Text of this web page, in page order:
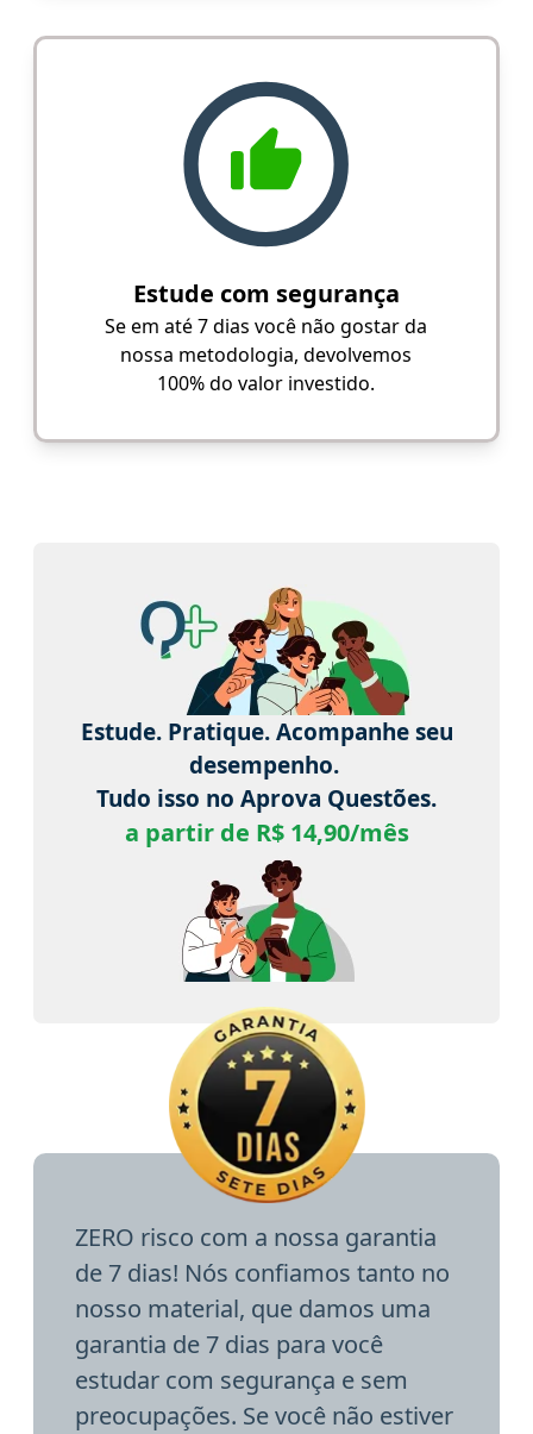
Estude com segurança
Se em até 7 dias você não gostar da
nossa metodologia, devolvemos
100% do valor investido.
Estude. Pratique. Acompanhe seu
desempenho.
Tudo isso no Aprova Questões.
a partir de R$ 14,90/mês
ZERO risco com a nossa garantia
de 7 dias! Nós confiamos tanto no
nosso material, que damos uma
garantia de 7 dias para você
estudar com segurança e sem
preocupações. Se você não estiver